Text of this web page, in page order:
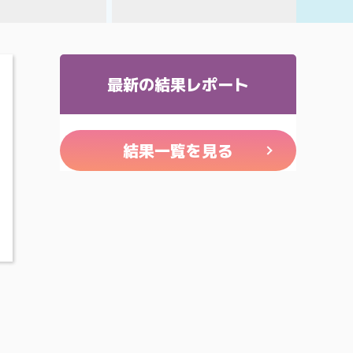
最新の結果レポート
結果一覧を見る